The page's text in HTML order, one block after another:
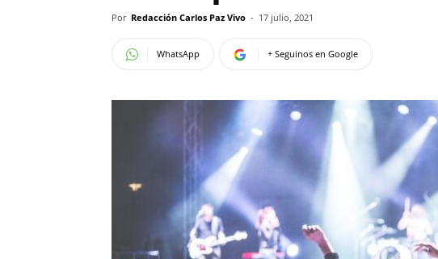
Por Redacción Carlos Paz Vivo - 17 julio, 2021
WhatsApp + Seguinos en Google